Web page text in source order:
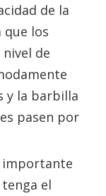
de la
que los
de
y la barbilla
pasen por
importante
el